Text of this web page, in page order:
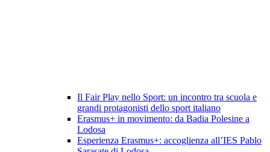
Il Fair Play nello Sport: un incontro tra scuola e
grandi protagonisti dello sport italiano
Erasmus+ in movimento: da Badia Polesine a
Lodosa
Esperienza Erasmus+: accoglienza all’IES Pablo